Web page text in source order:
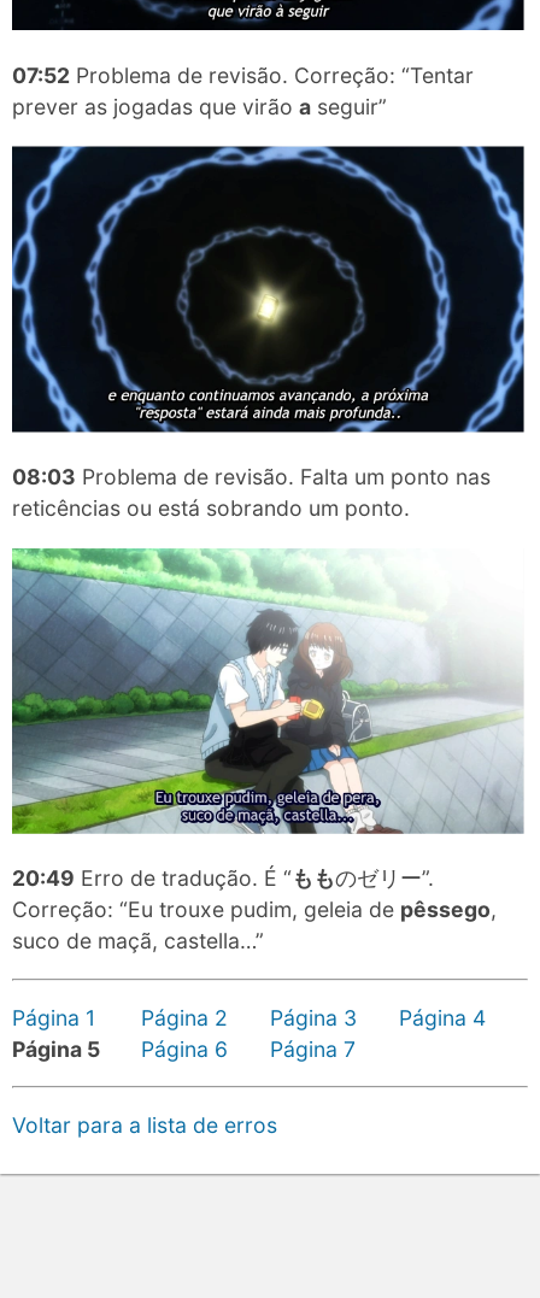
07:52 Problema de revisão. Correção: “Tentar
prever as jogadas que virão a seguir”
08:03 Problema de revisão. Falta um ponto nas
reticências ou está sobrando um ponto.
20:49 Erro de tradução. É “もものゼリー”.
Correção: “Eu trouxe pudim, geleia de pêssego,
suco de maçã, castella…”
Página 1 Página 2 Página 3
Página 4
Página 5
Página 6 Página 7
Voltar para a lista de erros